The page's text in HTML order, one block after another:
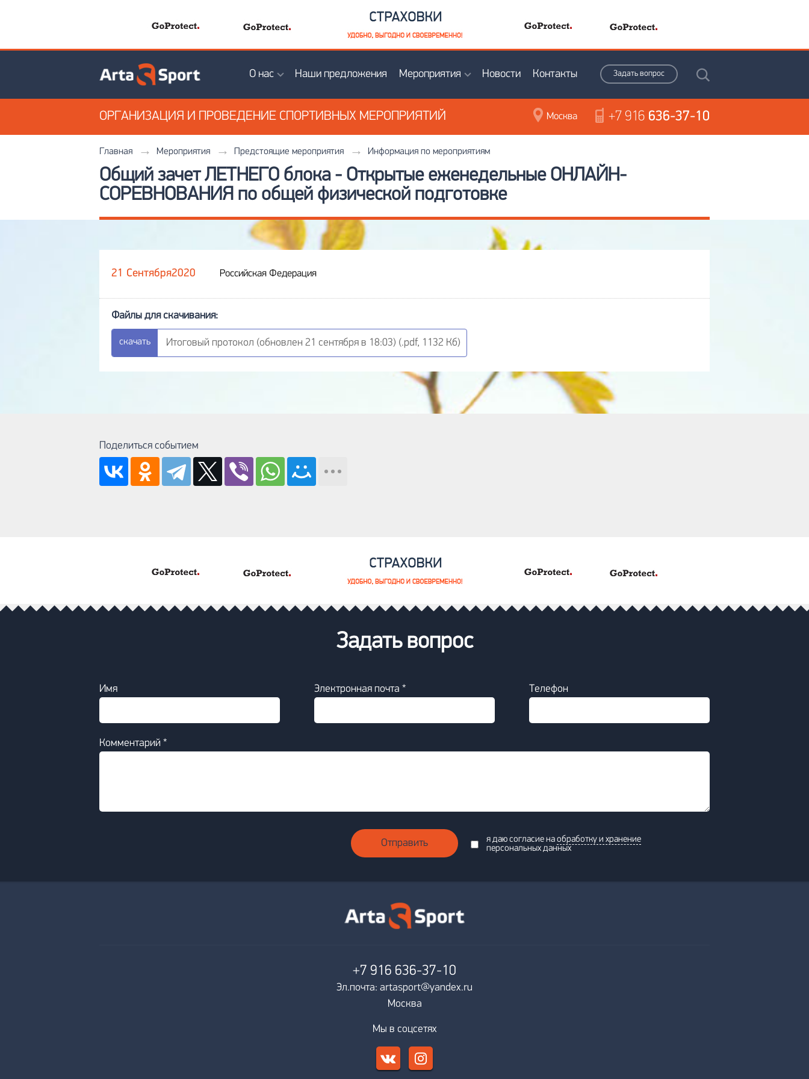
Задать вопрос
О нас Наши предложения Мероприятия Новости Контакты
ОРГАНИЗАЦИЯ И ПРОВЕДЕНИЕ СПОРТИВНЫХ МЕРОПРИЯТИЙ +7 916 636-37-10
Москва
Главная Мероприятия Предстоящие мероприятия Информация по мероприятиям
Общий зачет ЛЕТНЕГО блока - Открытые еженедельные ОНЛАЙН-
СОРЕВНОВАНИЯ по общей физической подготовке
21 Сентября2020 Российская Федерация
Итоговый протокол (обновлен 21 сентября в 18:03) (.pdf, 1132 Кб)
Поделиться событием
Задать вопрос
Имя Электронная почта * Телефон
Комментарий *
я даю согласие наобработку и хранение
персональных данных
Отправить
+7 916 636-37-10
Эл.почта: artasport@yandex.ru
Москва
Мы в соцсетях